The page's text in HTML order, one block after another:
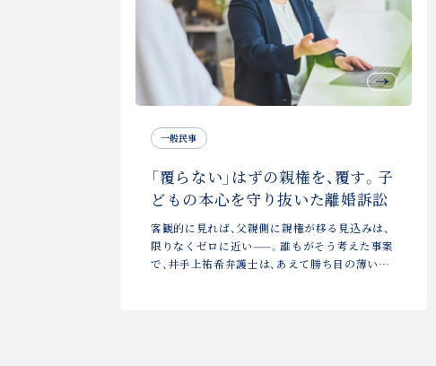
一般民事
「覆らない」はずの親権を、覆す。子
どもの本心を守り抜いた離婚訴訟
客観的に見れば、父親側に親権が移る見込みは、
限りなくゼロに近い——。誰もがそう考えた事案
で、井手上祐希弁護士は、あえて勝ち目の薄い一